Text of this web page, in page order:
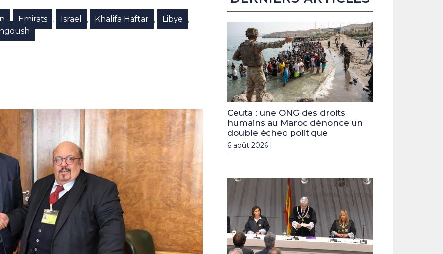
, Emirats , Israël , Khalifa Haftar , Libye ,
Ceuta : une ONG des droits
humains au Maroc dénonce un
double échec politique
6 août 2026 |